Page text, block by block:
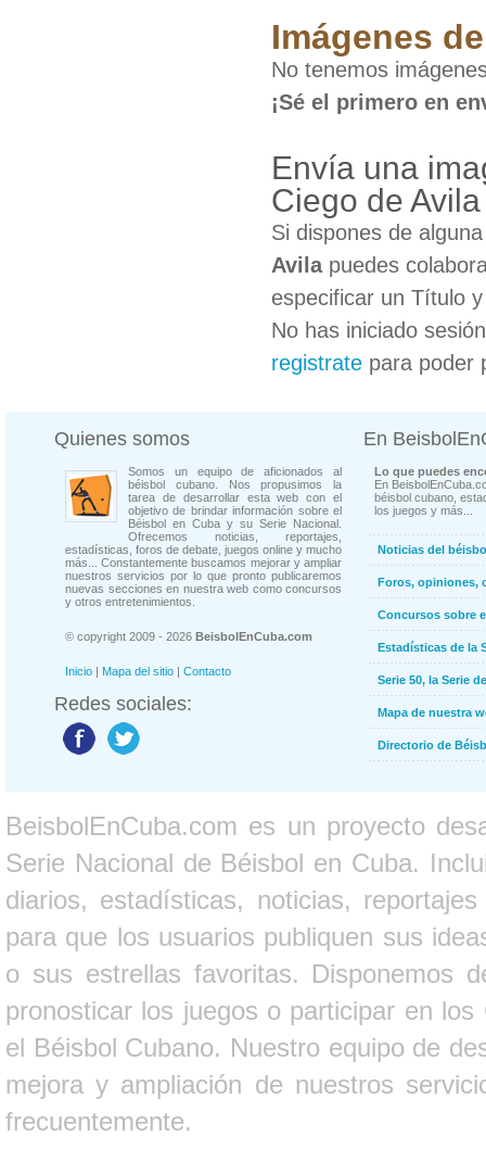
Imágenes
No tenemos
¡Sé el primero en
Envía una
Ciego de Avila
Si dispones de
Avilapuedes
especificar un Título
No has iniciado
registrate para poder
Quienes somos
Somos un equipo de aficionados al
béisbol cubano. Nos propusimos la
tarea de desarrollar esta web con el
objetivo de brindar información sobre el
Béisbol en Cuba y su Serie Nacional.
Ofrecemos noticias, reportajes,
estadísticas, foros de debate, juegos online y mucho
más... Constantemente buscamos mejorar y ampliar
nuestros servicios por lo que pronto publicaremos
nuevas secciones en nuestra web como concursos
y otros entretenimientos.
© copyright 2009 - 2026 BeisbolEnCuba.com
Inicio | Mapa del sitio | Contacto
Redes sociales:
En
Lo que puedes
En
béisbol cubano,
los juegos y más...
Noticias del
Foros, opiniones,
Concursos sobre
Estadísticas de la
Serie 50, la Serie
Mapa de nuestra
Directorio de
BeisbolEnCuba.com es un proyecto
Serie Nacional de Béisbol en Cuba.
diarios, estadísticas, noticias,
para que los usuarios publiquen sus
o sus estrellas favoritas. Disponemos
pronosticar los juegos o participar en
el Béisbol Cubano. Nuestro equipo de
mejora y ampliación de nuestros
frecuentemente.